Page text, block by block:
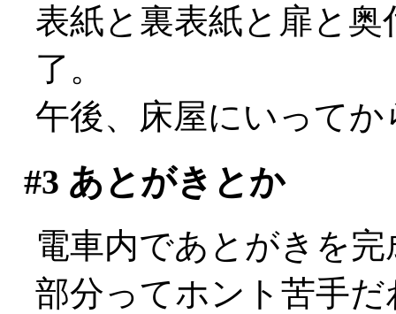
表紙と裏表紙と扉と
了。
午後、床屋にいって
#3 あとがきとか
電車内であとがきを
部分ってホント苦手だ